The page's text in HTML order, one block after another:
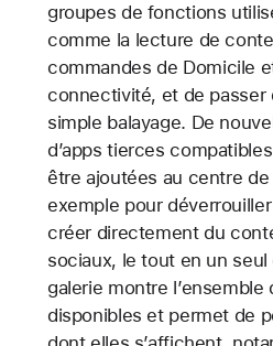
groupes de fonctions
comme la lecture de
commandes de Domicile
connectivité, et de passer
simple balayage. De
d’apps tierces
être ajoutées au centre
exemple pour
créer directement du
sociaux, le tout en un
galerie montre
disponibles et permet de